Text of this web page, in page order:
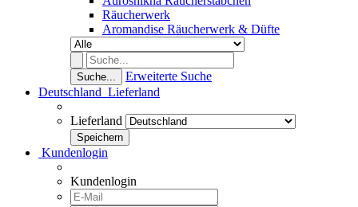
Räucherwerk
Aromandise Räucherwerk & Düfte
Suche...
Erweiterte Suche
Deutschland Lieferland
Lieferland
Kundenlogin
Kundenlogin